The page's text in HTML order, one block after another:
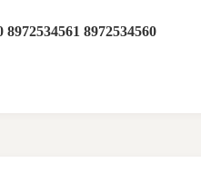
8972534561 8972534560